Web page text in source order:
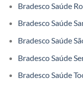
Bradesco Saúde
Bradesco Saúde
Bradesco Saúde
Bradesco Saúde
Bradesco Saúde